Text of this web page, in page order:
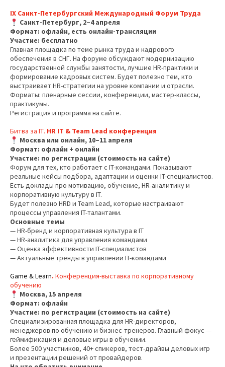
IX Санкт-Петербургский Международный Форум Труда
Санкт-Петербург, 2–4 апреля
Формат: офлайн, есть онлайн-трансляции
Участие: бесплатно
Главная площадка по теме рынка труда и кадрового
обеспечения в СНГ. На форуме обсуждают модернизацию
государственной службы занятости, лучшие HR-практики и
формирование кадровых систем. Будет полезно тем, кто
выстраивает HR-стратегии на уровне компании и отрасли.
Форматы: пленарные сессии, конференции, мастер-классы,
практикумы.
Регистрация и программа на сайте.
Битва за IT. HR IT & Team Lead конференция
Москва или онлайн, 10–11 апреля
Формат: офлайн + онлайн
Участие: по регистрации (стоимость на сайте)
Форум для тех, кто работает с IT-командами. Показывают
реальные кейсы подбора, адаптации и оценки IT-специалистов.
Есть доклады про мотивацию, обучение, HR-аналитику и
корпоративную культуру в IT.
Будет полезно HRD и Team Lead, которые настраивают
процессы управления IT-талантами.
Основные темы
— HR-бренд и корпоративная культура в IT
— HR-аналитика для управления командами
— Оценка эффективности IT-специалистов
— Актуальные тренды в управлении IT-командами
Game & Learn. Конференция-выставка по корпоративному
обучению
Москва, 15 апреля
Формат: офлайн
Участие: по регистрации (стоимость на сайте)
Специализированная площадка для HR-директоров,
менеджеров по обучению и бизнес-тренеров. Главный фокус —
геймификация и деловые игры в обучении.
Более 500 участников, 40+ спикеров, тест-драйвы деловых игр
и презентации решений от провайдеров.